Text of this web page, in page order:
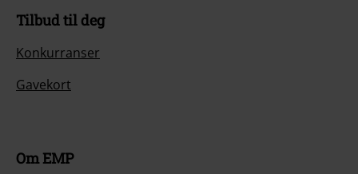
Tilbud til deg
Konkurranser
Gavekort
Om EMP